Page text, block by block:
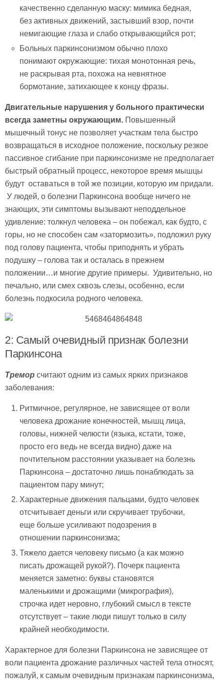
качественно сделанную маску: мимика бедная,
без активных движений, застывший взор, почти
немигающие глаза и слабо открывающийся рот;
Больных паркинсонизмом обычно плохо
понимают окружающие: тихая монотонная речь,
не раскрывая рта, похожа на невнятное
бормотание, затихающее к концу фразы.
Двигательные нарушения у больного практически
всегда заметны окружающим. Повышенный
мышечный тонус не позволяет участкам тела быстро
возвращаться в исходное положение, поскольку резкое
пассивное сгибание при паркинсонизме не предполагает
быстрый обратный процесс, некоторое время мышцы
будут оставаться в той же позиции, которую им придали.
У людей, о болезни Паркинсона вообще ничего не
знающих, эти симптомы вызывают неподдельное
удивление: толкнул человека – он побежал, как будто, с
горы, но не способен сам «затормозить», подложил руку
под голову пациента, чтобы приподнять и убрать
подушку – голова так и осталась в прежнем
положении…и многие другие примеры. Удивительно, но
печально, или смех сквозь слезы, особенно, если
болезнь подкосила родного человека.
2: Самый очевидный признак болезни
Паркинсона
Тремор считают одним из самых ярких признаков
заболевания:
Ритмичное, регулярное, не зависящее от воли
человека дрожание конечностей, мышц лица,
головы, нижней челюсти (языка, кстати, тоже,
просто его ведь не всегда видно) даже на
почтительном расстоянии указывает на болезнь
Паркинсона – достаточно лишь понаблюдать за
пациентом пару минут;
Характерные движения пальцами, будто человек
отсчитывает деньги или скручивает трубочки,
еще больше усиливают подозрения в
отношении паркинсонизма;
Тяжело дается человеку письмо (а как можно
писать дрожащей рукой?). Почерк пациента
меняется заметно: буквы становятся
маленькими и дрожащими (микрография),
строчка идет неровно, глубокий смысл в тексте
отсутствует – такие люди пишут только в силу
крайней необходимости.
Характерное для болезни Паркинсона не зависящее от
воли пациента дрожание различных частей тела относят,
пожалуй, к самым очевидным признакам паркинсонизма,